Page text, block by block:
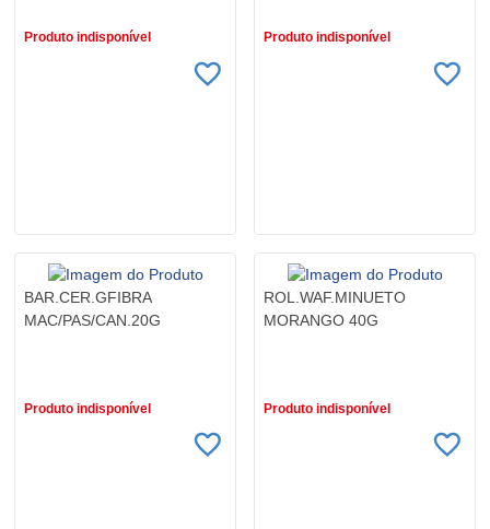
Produto indisponível Produto indisponível
BAR.CER.GFIBRA
MAC/PAS/CAN.20G
Produto indisponível
ROL.WAF.MINUETO
MORANGO 40G
Produto indisponível